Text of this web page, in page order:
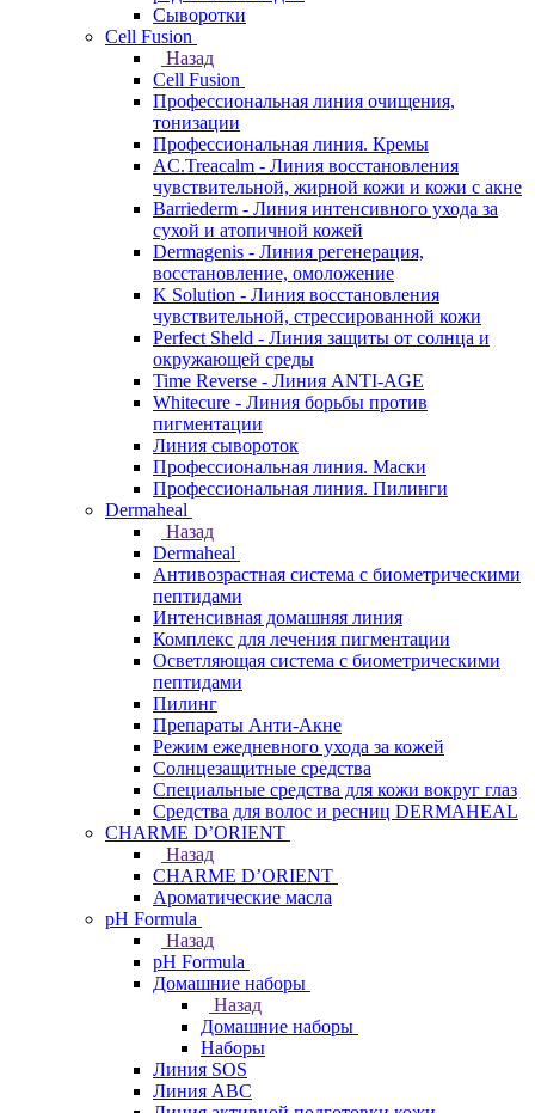
Сыворотки
Cell Fusion
Назад
Cell Fusion
Профессиональная линия очищения,
тонизации
Профессиональная линия. Кремы
AC.Treacalm - Линия восстановления
чувствительной, жирной кожи и кожи с акне
Barriederm - Линия интенсивного ухода за
сухой и атопичной кожей
Dermagenis - Линия регенерация,
восстановление, омоложение
K Solution - Линия восстановления
чувствительной, стрессированной кожи
Perfect Sheld - Линия защиты от солнца и
окружающей среды
Time Reverse - Линия ANTI-AGE
Whitecure - Линия борьбы против
пигментации
Линия сывороток
Профессиональная линия. Маски
Профессиональная линия. Пилинги
Dermaheal
Назад
Dermaheal
Антивозрастная система с биометрическими
пептидами
Интенсивная домашняя линия
Комплекс для лечения пигментации
Осветляющая система с биометрическими
пептидами
Пилинг
Препараты Анти-Акне
Режим ежедневного ухода за кожей
Солнцезащитные средства
Специальные средства для кожи вокруг глаз
Средства для волос и ресниц DERMAHEAL
CHARME D’ORIENT
Назад
CHARME D’ORIENT
Ароматические масла
pH Formula
Назад
pH Formula
Домашние наборы
Назад
Домашние наборы
Наборы
Линия SOS
Линия АВС